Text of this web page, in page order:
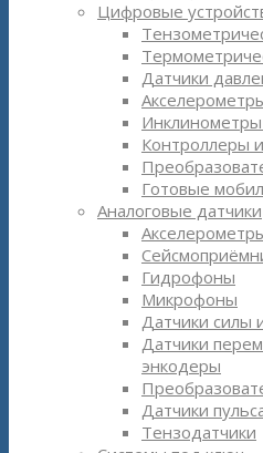
Цифровые
Датчики
Контроллеры
Готовые
Аналоговые датчики
Гидрофоны
Микрофоны
Датчики силы
Датчики
энкодеры
Датчики
Тензодатчики